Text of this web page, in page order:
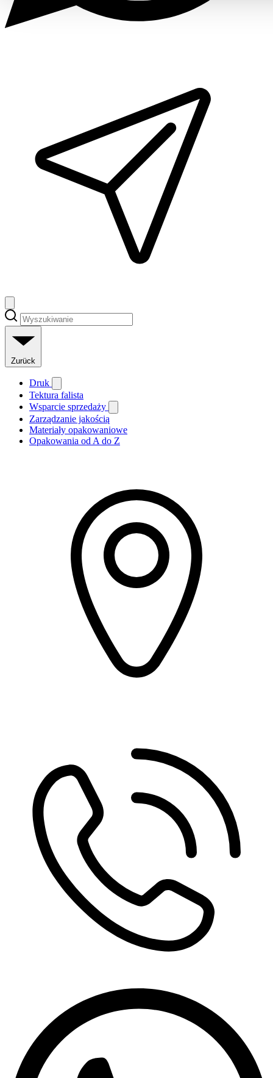
Zurück
Druk
Tektura falista
Wsparcie sprzedaży
Zarządzanie jakością
Materiały opakowaniowe
Opakowania od A do Z